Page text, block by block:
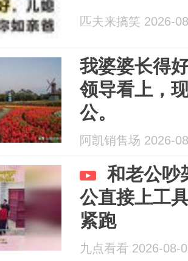
匹夫来搞笑 2026-
我婆婆长得
领导看上，
公。
阿凯销售场 2026-
和老公吵
公直接上工
紧跑
九点看看 2026-08-